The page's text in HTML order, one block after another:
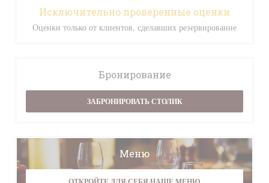
Исключительно проверенные оценки
Оценки только от клиентов, сделавших резервирование
Бронирование
ЗАБРОНИРОВАТЬ СТОЛИК
Меню